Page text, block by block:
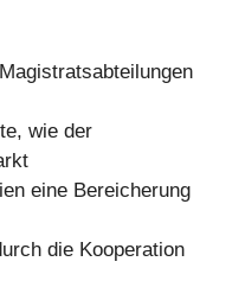
wie der
eine Bereicherung
die Kooperation